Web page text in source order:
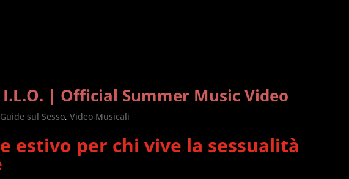
| Official Summer Music Video
Guide sul Sesso,Video Musicali
estivo per chi vive la sessualità